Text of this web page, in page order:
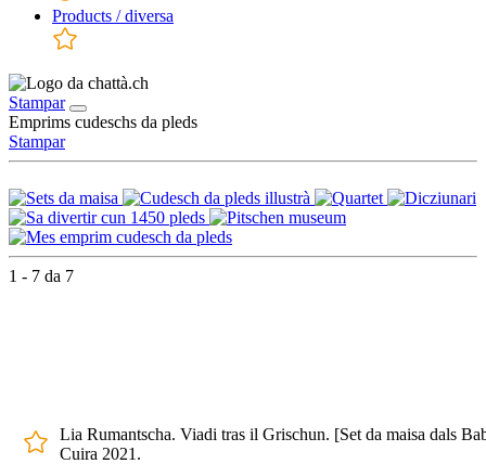
Products / diversa
Stampar
Emprims cudeschs da pleds
Stampar
1 - 7 da 7
Lia Rumantscha. Viadi tras il Grischun. [Set da maisa dals
Cuira 2021.